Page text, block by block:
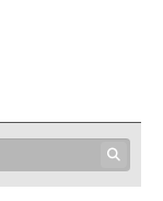
Información a nombre del Ministerio de Relaciones Exteriores]
de septiembre de 1973 N°1]